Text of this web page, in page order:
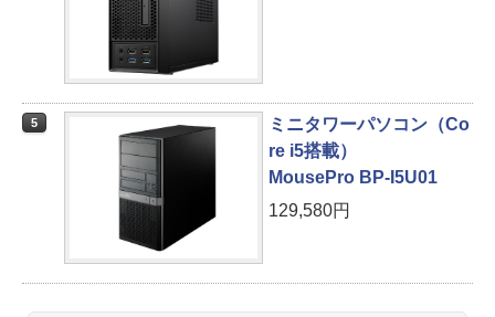
5
ミニタワーパソコン（Co
re i5搭載）
MousePro BP-I5U01
129,580円